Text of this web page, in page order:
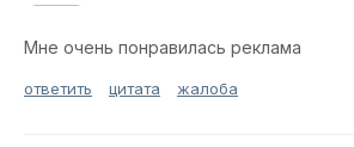
Мне очень понравилась реклама
ответить цитата жалоба